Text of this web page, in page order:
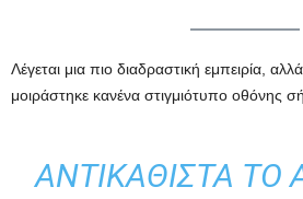
Λέγεται μια πιο διαδραστική εμπειρία,
μοιράστηκε κανένα στιγμιότυπο οθόνης
ΑΝΤΙΚΑΘΙΣΤΆ ΤΟ